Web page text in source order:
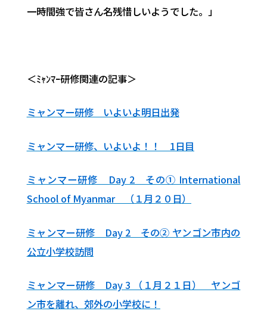
一時間強で皆さん名残惜しいようでした。」
＜ﾐｬﾝﾏｰ研修関連の記事＞
ミャンマー研修 いよいよ明日出発
ミャンマー研修、いよいよ！！ 1日目
ミャンマー研修 Day 2 その① International
School of Myanmar （１月２０日）
ミャンマー研修 Day 2 その② ヤンゴン市内の
公立小学校訪問
ミャンマー研修 Day 3 （１月２１日） ヤンゴ
ン市を離れ、郊外の小学校に！